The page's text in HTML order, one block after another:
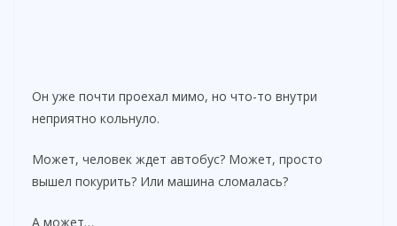
Он уже почти проехал мимо, но что-то внутри
неприятно кольнуло.
Может, человек ждет автобус? Может, просто
вышел покурить? Или машина сломалась?
А может…